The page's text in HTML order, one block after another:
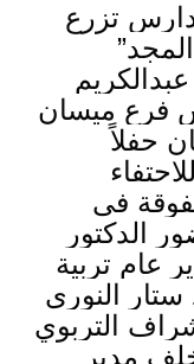
تزرع
فرع ميسان
حفلاً
في
الدكتور
عام تربية
النوري
التربوي
مدير